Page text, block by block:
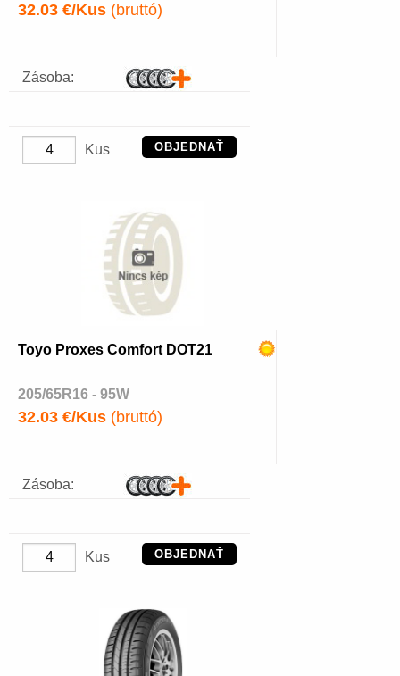
32.03 €/Kus (bruttó)
Zásoba:
Kus OBJEDNAŤ
Toyo Proxes Comfort DOT21
205/65R16 - 95W
32.03 €/Kus (bruttó)
Zásoba:
Kus OBJEDNAŤ